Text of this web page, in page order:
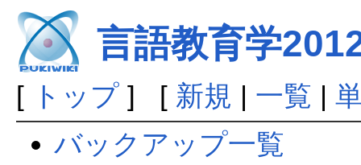
言語教育学
[ トップ] [ 新規 | 一覧 |
バックアップ一覧